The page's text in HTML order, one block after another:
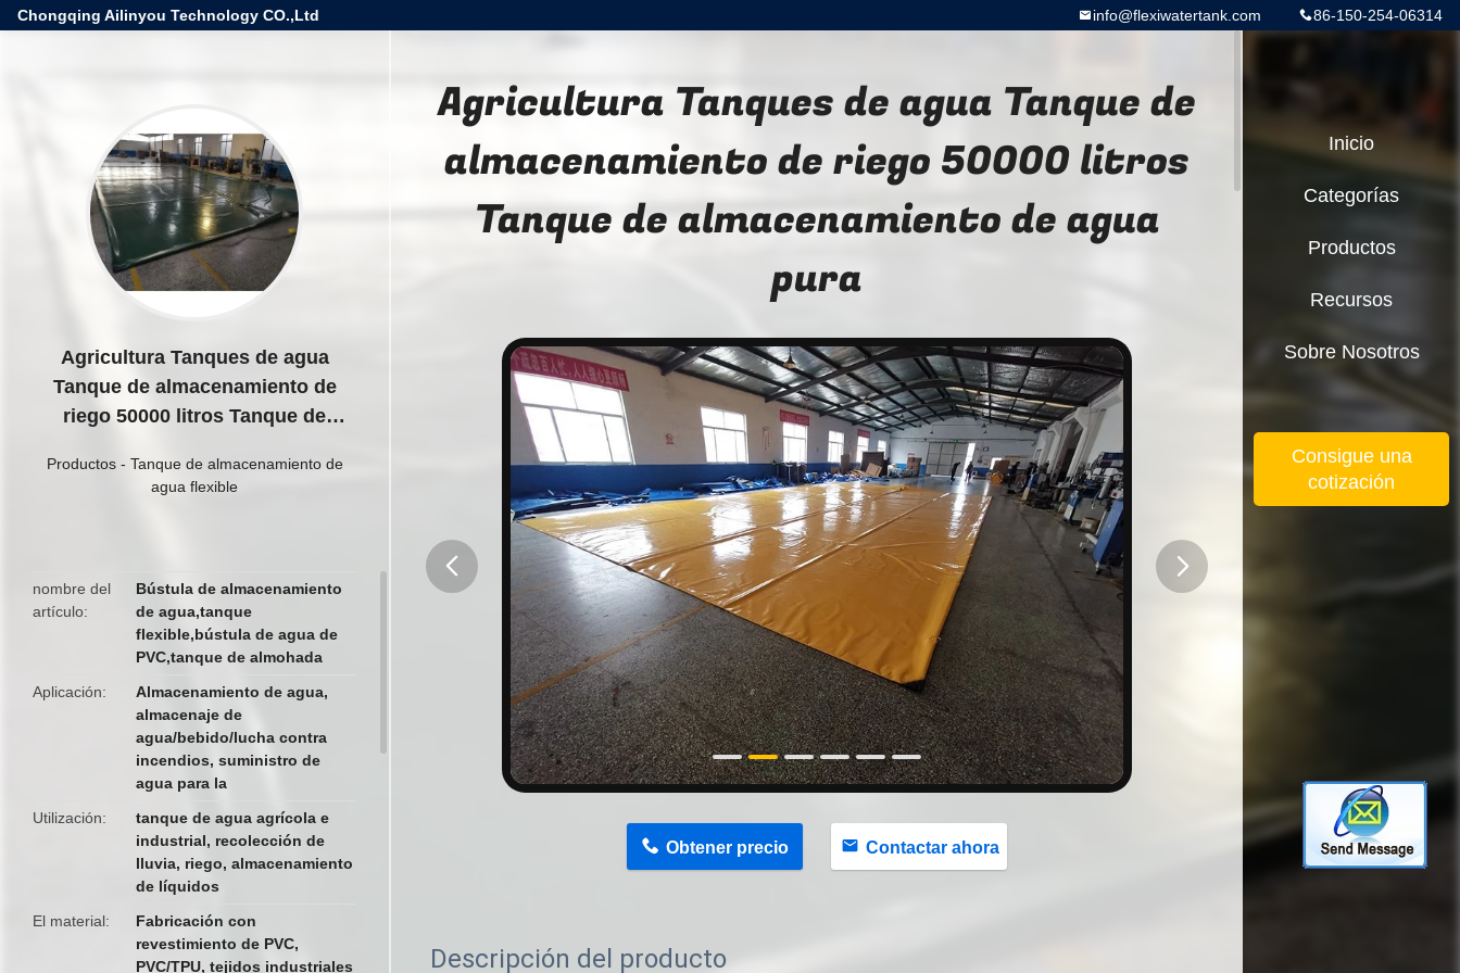
Chongqing Ailinyou Technology CO.,Ltd 86-150-254-06314
info@flexiwatertank.com
Agricultura Tanques de agua
Tanque de almacenamiento de
riego 50000 litros Tanque de
Productos- Tanque de almacenamiento de
agua flexible
nombre del
artículo
Bústula de almacenamiento
de agua,tanque
flexible,bústula de agua de
PVC,tanque de almohada
Aplicación
Almacenamiento de agua,
almacenaje de
agua/bebido/lucha contra
incendios, suministro de
agua para la
Utilización
tanque de agua agrícola e
industrial, recolección de
lluvia, riego, almacenamiento
de líquidos
El material
Fabricación con
revestimiento de PVC,
PVC/TPU, tejidos industriales
Agricultura Tanques de agua Tanque de
almacenamiento de riego 50000 litros
Tanque de almacenamiento de agua
pura
Obtener precio Contactar ahora
Descripción del producto
Inicio
Categorías
Productos
Recursos
Sobre Nosotros
Consigue una
cotización